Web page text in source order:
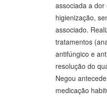
associada a
higienização,
associado.
tratamentos
antifúngico e
resolução do
Negou
medicação